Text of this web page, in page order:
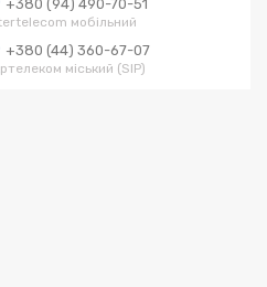
+380 (94) 490-70-51
мобільний
+380 (44) 360-67-07
міський (SIP)